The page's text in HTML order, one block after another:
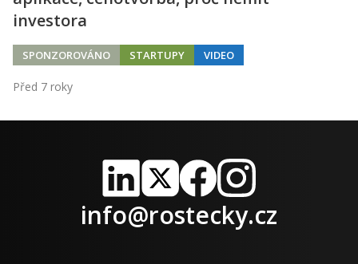
investora
SPONZOROVÁNO STARTUPY VIDEO
Před 7 roky
LinkedIn
X FacebookInstagram
info@rostecky.cz